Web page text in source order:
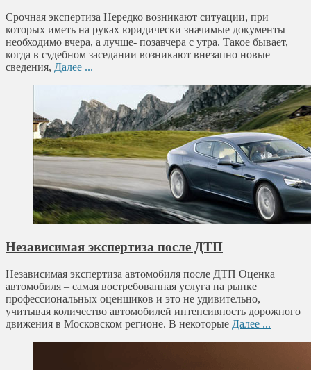
Срочная экспертиза Нередко возникают ситуации, при
которых иметь на руках юридически значимые документы
необходимо вчера, а лучше- позавчера с утра. Такое бывает,
когда в судебном заседании возникают внезапно новые
сведения, Далее ...
Независимая экспертиза после ДТП
Независимая экспертиза автомобиля после ДТП Оценка
автомобиля – самая востребованная услуга на рынке
профессиональных оценщиков и это не удивительно,
учитывая количество автомобилей интенсивность дорожного
движения в Московском регионе. В некоторые Далее ...